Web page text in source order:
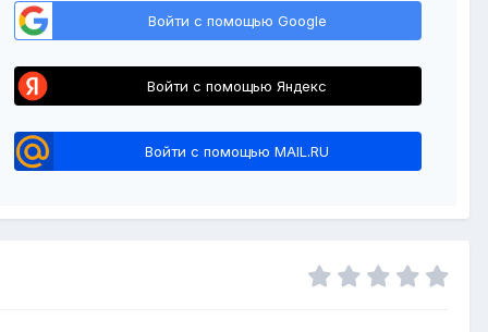
Войти с помощью Google
Войти с помощью Яндекс
Войти с помощью MAIL.RU